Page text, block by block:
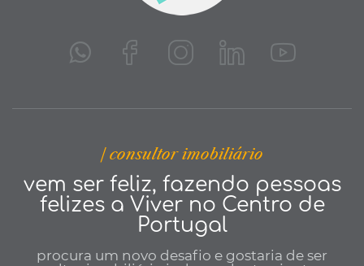
| consultor imobiliário
vem ser feliz, fazendo pessoas
felizes a Viver no Centro de
Portugal
procura um novo desafio e gostaria de ser